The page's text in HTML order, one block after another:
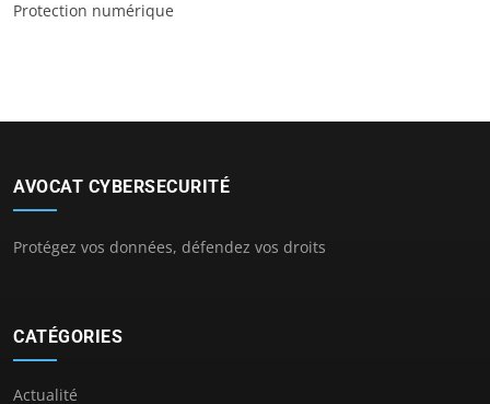
Protection numérique
AVOCAT CYBERSECURITÉ
Protégez vos données, défendez vos droits
CATÉGORIES
Actualité